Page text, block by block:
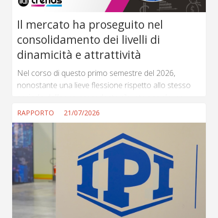
Il mercato ha proseguito nel
consolidamento dei livelli di
dinamicità e attrattività
Nel corso di questo primo semestre del 2026,
nonostante una lieve flessione rispetto allo stesso
asset class di specifici territori, il mercato ha
proseguito nel consolidamento dei livelli di dinamicità
e attrattività che lo hanno caratterizzato nella prima
metà degli anni ’20 (...) ...
RAPPORTO 21/07/2026